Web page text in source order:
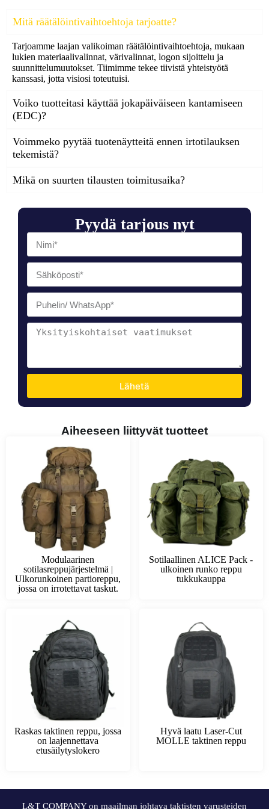
Pyydä tarjous nyt
Lähetä
Mitä räätälöintivaihtoehtoja tarjoatte?
Tarjoamme laajan valikoiman räätälöintivaihtoehtoja, mukaan
lukien materiaalivalinnat, värivalinnat, logon sijoittelu ja
suunnittelumuutokset. Tiimimme tekee tiivistä yhteistyötä
kanssasi, jotta visiosi toteutuisi.
Voiko tuotteitasi käyttää jokapäiväiseen kantamiseen
(EDC)?
Voimmeko pyytää tuotenäytteitä ennen irtotilauksen
tekemistä?
Mikä on suurten tilausten toimitusaika?
Aiheeseen liittyvät tuotteet
Modulaarinen
sotilasreppujärjestelmä |
Ulkorunkoinen partioreppu,
jossa on irrotettavat taskut.
Sotilaallinen ALICE Pack -
ulkoinen runko reppu
tukkukauppa
Raskas taktinen reppu, jossa
on laajennettava
etusäilytyslokero
Hyvä laatu Laser-Cut
MOLLE taktinen reppu
L&T COMPANY on maailman johtava taktisten varusteiden